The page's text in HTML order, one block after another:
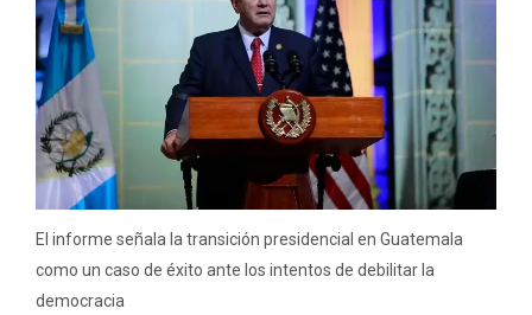
El informe señala la transición presidencial en Guatemala
como un caso de éxito ante los intentos de debilitar la
democracia